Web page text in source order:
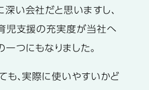
い会社だと思いますし、
児支援の充実度が当社へ
つにもなりました。
も、実際に使いやすいかど